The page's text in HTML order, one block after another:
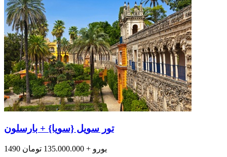
تور سویل {سویا} + بارسلون
1490 یورو + 135.000.000 تومان